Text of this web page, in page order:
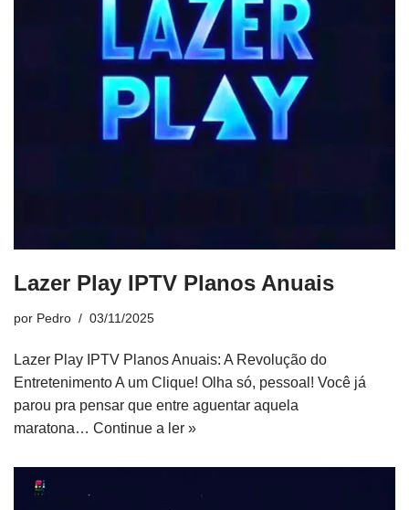
Lazer Play IPTV Planos Anuais
por Pedro 03/11/2025
Lazer Play IPTV Planos Anuais: A Revolução do
Entretenimento A um Clique! Olha só, pessoal! Você já
parou pra pensar que entre aguentar aquela
maratona… Continue a ler »